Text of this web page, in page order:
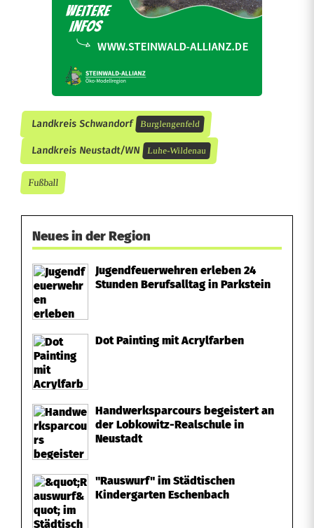
g
g
e
n
d
Landkreis Schwandorf Burglengenfeld
Landkreis Neustadt/WN Luhe-Wildenau
Fußball
Neues in der Region
Jugendfeuerwehren erleben 24
Stunden Berufsalltag in Parkstein
Dot Painting mit Acrylfarben
Handwerksparcours begeistert an
der Lobkowitz-Realschule in
Neustadt
"Rauswurf" im Städtischen
Kindergarten Eschenbach